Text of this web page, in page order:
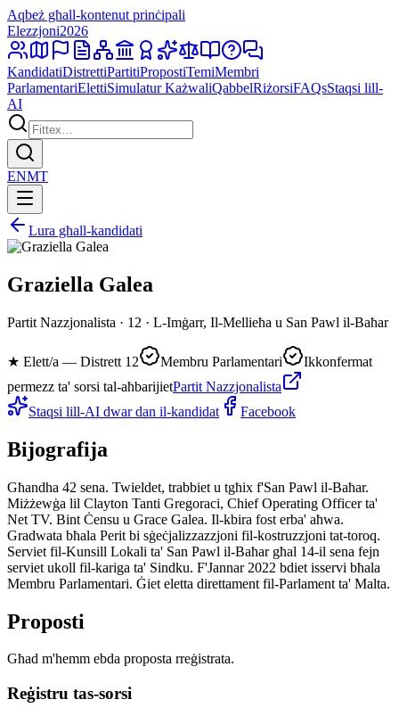
Aqbeż għall-kontenut prinċipali
Elezzjoni2026
KandidatiDistrettiPartitiPropostiTemiMembri
ParlamentariElettiSimulatur KażwaliQabbelRiżorsiFAQsStaqsi lill-
AI
ENMT
Lura għall-kandidati
Graziella Galea
Partit Nazzjonalista · 12 · L-Imġarr, Il-Mellieħa u San Pawl il-Baħar
★ Elett/a — Distrett 12 Membru Parlamentari
Ikkonfermat
permezz ta' sorsi tal-aħbarijietPartit Nazzjonalista
Staqsi lill-AI dwar dan il-kandidat
Facebook
Bijografija
Għandha 42 sena. Twieldet, trabbiet u tgħix f'San Pawl il-Baħar.
Miżżewġa lil Clayton Tanti Gregoraci, Chief Operating Officer ta'
Net TV. Bint Ċensu u Grace Galea. Il-kbira fost erba' aħwa.
Gradwata bħala Perit bi sġeċjalizzazzjoni fil-kostruzzjoni tat-toroq.
Serviet fil-Kunsill Lokali ta' San Pawl il-Baħar għal 14-il sena fejn
serviet ukoll fil-kariga ta' Sindku. F'Jannar 2022 bdiet isservi bħala
Membru Parlamentari. Ġiet eletta direttament fil-Parlament ta' Malta.
Proposti
Għad m'hemm ebda proposta rreġistrata.
Reġistru tas-sorsi